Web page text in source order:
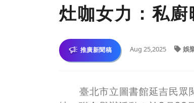
灶咖女力：私
推廣新聞稿 Aug 25,2025 娛
臺北市立圖書館延吉民眾